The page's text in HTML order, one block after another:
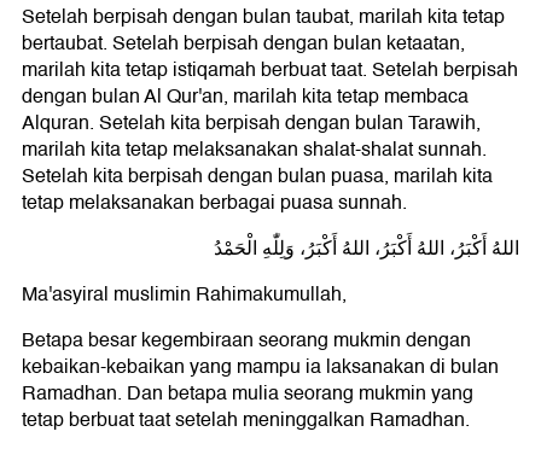
Setelah berpisah dengan bulan taubat, marilah kita tetap
bertaubat. Setelah berpisah dengan bulan ketaatan,
marilah kita tetap istiqamah berbuat taat. Setelah berpisah
dengan bulan Al Qur'an, marilah kita tetap membaca
Alquran. Setelah kita berpisah dengan bulan Tarawih,
marilah kita tetap melaksanakan shalat-shalat sunnah.
Setelah kita berpisah dengan bulan puasa, marilah kita
tetap melaksanakan berbagai puasa sunnah.
اللهُ أَكْبَرُ، اللهُ أَكْبَرُ، اللهُ أَكْبَرُ، وَلِلّٰهِ الْحَمْدُ
Ma'asyiral muslimin Rahimakumullah,
Betapa besar kegembiraan seorang mukmin dengan
kebaikan-kebaikan yang mampu ia laksanakan di bulan
Ramadhan. Dan betapa mulia seorang mukmin yang
tetap berbuat taat setelah meninggalkan Ramadhan.